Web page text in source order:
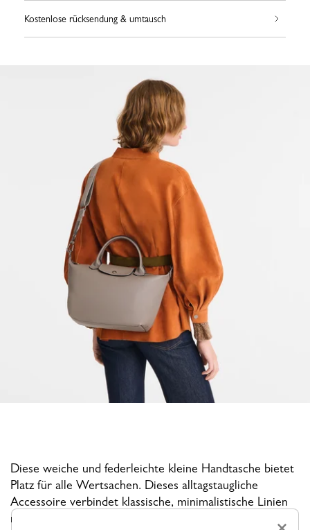
Kostenlose rücksendung & umtausch
Diese weiche und federleichte kleine Handtasche bietet
Platz für alle Wertsachen. Dieses alltagstaugliche
Accessoire verbindet klassische, minimalistische Linien
mit einer weiblichen Note.